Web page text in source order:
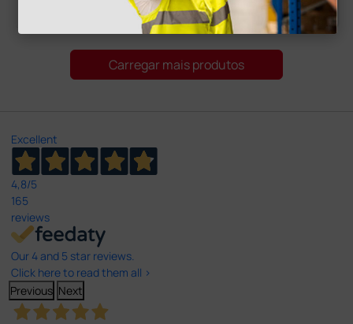
1 unidade
1 unidade
Carregar mais produtos
Excellent
4,8/5
165
reviews
Our 4 and 5 star reviews.
Click here to read them all >
Previous Next